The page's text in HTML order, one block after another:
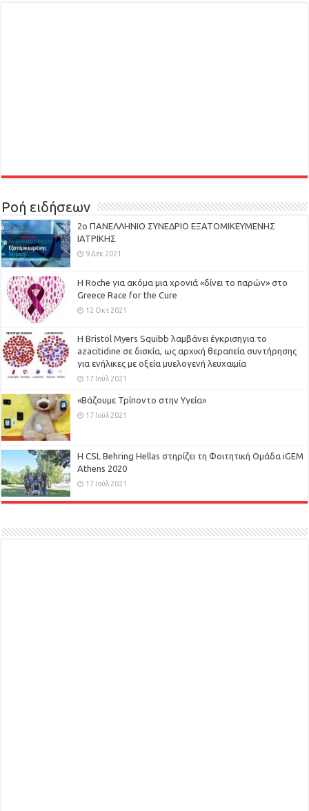
Ροή ειδήσεων
2ο ΠΑΝΕΛΛΗΝΙΟ ΣΥΝΕΔΡΙΟ ΕΞΑΤΟΜΙΚΕΥΜΕΝΗΣ
ΙΑΤΡΙΚΗΣ
9 Δεκ 2021
H Roche για ακόμα μια χρονιά «δίνει το παρών» στο
Greece Race for the Cure
12 Οκτ 2021
Η Bristol Myers Squibb λαμβάνει έγκρισηγια το
azacitidine σε δισκία, ως αρχική θεραπεία συντήρησης
για ενήλικες με οξεία μυελογενή λευχαιμία
17 Ιούλ 2021
«Βάζουμε Τρίποντο στην Υγεία»
17 Ιούλ 2021
H CSL Behring Hellas στηρίζει τη Φοιτητική Ομάδα iGEM
Athens 2020
17 Ιούλ 2021